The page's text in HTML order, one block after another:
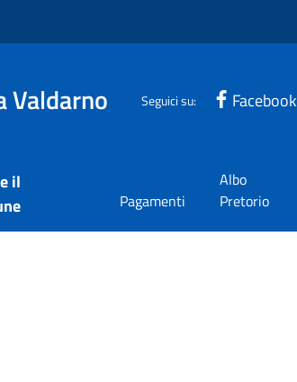
Valdarno Seguici su: Facebook
il
Pagamenti
Albo
Pretorio